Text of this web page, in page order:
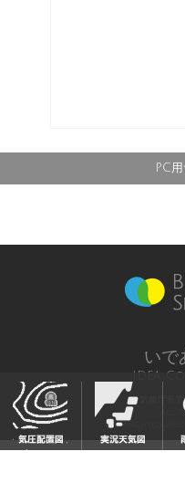
PC
いで
IDEA
気象庁長
All
Copyright(c)